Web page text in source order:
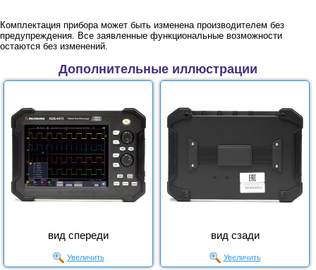
Комплектация прибора может быть изменена производителем без
предупреждения. Все заявленные функциональные возможности
остаются без изменений.
Дополнительные иллюстрации
вид спереди
Увеличить
вид сзади
Увеличить